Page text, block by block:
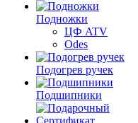
Подножки
ЦФ ATV
Odes
Подогрев ручек
Подшипники